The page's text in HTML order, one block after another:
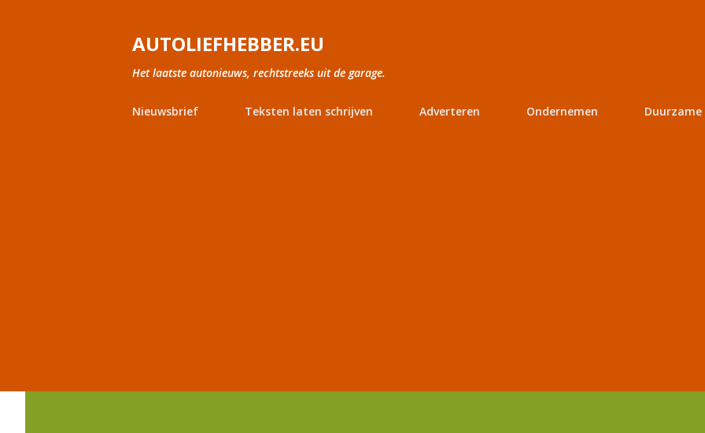
AUTOLIEFHEBBER.EU
Het laatste autonieuws, rechtstreeks uit de garage.
Nieuwsbrief Teksten laten schrijven Adverteren Ondernemen Duurzame